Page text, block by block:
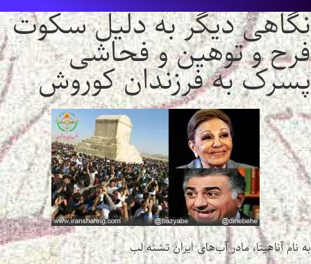
نگاهی دیگر به دلیل سکوت
فرح و توهین و فحاشی
پسرک به فرزندان کوروش
به نام آناهیتا، مادر آب‌های ایران تشنه لب